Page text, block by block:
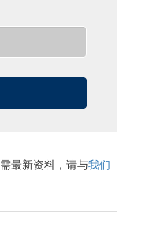
最新资料，请与我们